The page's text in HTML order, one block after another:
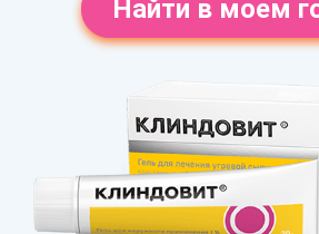
Найти в моем